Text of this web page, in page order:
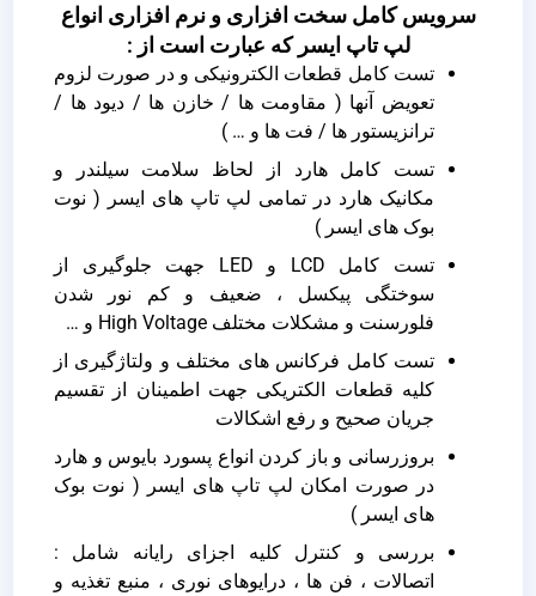
سرویس کامل سخت افزاری و نرم افزاری انواع
لپ تاپ ایسر که عبارت است از :
تست کامل قطعات الکترونیکی و در صورت لزوم
تعویض آنها ( مقاومت ها / خازن ها / دیود ها /
ترانزیستور ها / فت ها و … )
تست کامل هارد از لحاظ سلامت سیلندر و
مکانیک هارد در تمامی لپ تاپ های ایسر ( نوت
بوک های ایسر )
تست کامل LCD و LED جهت جلوگیری از
سوختگی پیکسل ، ضعیف و کم نور شدن
فلورسنت و مشکلات مختلف High Voltage و …
تست کامل فرکانس های مختلف و ولتاژگیری از
کلیه قطعات الکتریکی جهت اطمینان از تقسیم
جریان صحیح و رفع اشکالات
بروزرسانی و باز کردن انواع پسورد بایوس و هارد
در صورت امکان لپ تاپ های ایسر ( نوت بوک
های ایسر )
بررسی و کنترل کلیه اجزای رایانه شامل :
اتصالات ، فن ها ، درایوهای نوری ، منبع تغذیه و